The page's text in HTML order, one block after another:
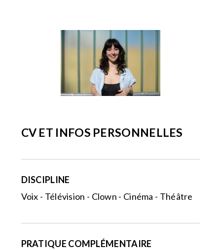
CV ET INFOS PERSONNELLES
DISCIPLINE
Voix - Télévision - Clown - Cinéma - Théâtre
PRATIQUE COMPLÉMENTAIRE